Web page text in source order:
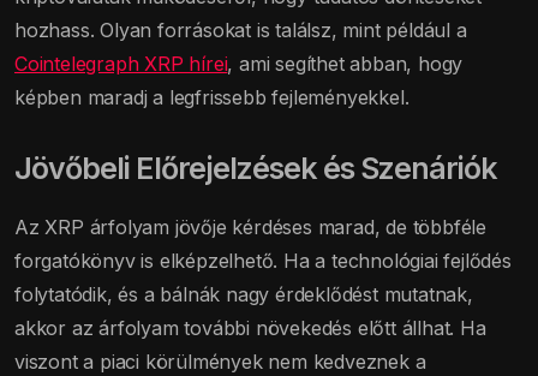
hozhass. Olyan forrásokat is találsz, mint például a
Cointelegraph XRP hírei, ami segíthet abban, hogy
képben maradj a legfrissebb fejleményekkel.
Jövőbeli Előrejelzések és Szenáriók
Az XRP árfolyam jövője kérdéses marad, de többféle
forgatókönyv is elképzelhető. Ha a technológiai fejlődés
folytatódik, és a bálnák nagy érdeklődést mutatnak,
akkor az árfolyam további növekedés előtt állhat. Ha
viszont a piaci körülmények nem kedveznek a